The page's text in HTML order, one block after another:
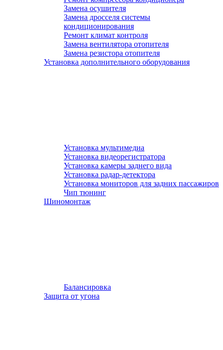
Замена осушителя
Замена дросселя системы
кондиционирования
Ремонт климат контроля
Замена вентилятора отопителя
Замена резистора отопителя
Установка дополнительного оборудования
Установка мультимедиа
Установка видеорегистратора
Установка камеры заднего вида
Установка радар-детектора
Установка мониторов для задних пассажиров
Чип тюнинг
Шиномонтаж
Балансировка
Защита от угона